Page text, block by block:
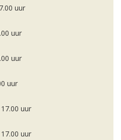
uur
uur
uur
uur
uur
uur